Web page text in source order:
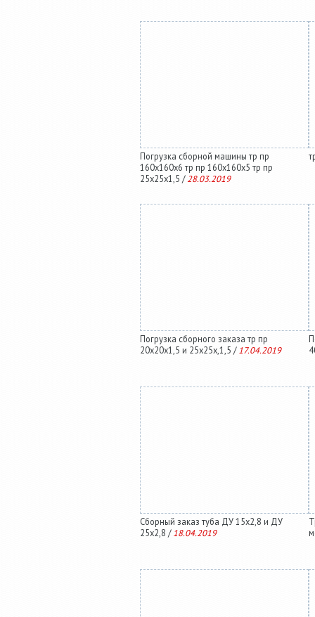
Погрузка сборной машины тр пр
160х160х6 тр пр 160х160х5 тр пр
25х25х1,5 / 28.03.2019
Погрузка сборного заказа тр пр
20х20х1,5 и 25х25х,1,5 / 17.04.2019
Сборный заказ туба ДУ 15х2,8 и ДУ
25х2,8 / 18.04.2019